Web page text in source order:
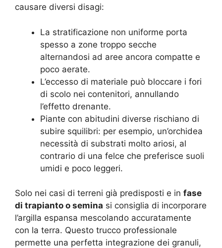
causare diversi disagi:
La stratificazione non uniforme porta
spesso a zone troppo secche
alternandosi ad aree ancora compatte e
poco aerate.
L’eccesso di materiale può bloccare i fori
di scolo nei contenitori, annullando
l’effetto drenante.
Piante con abitudini diverse rischiano di
subire squilibri: per esempio, un’orchidea
necessità di substrati molto ariosi, al
contrario di una felce che preferisce suoli
umidi e poco leggeri.
Solo nei casi di terreni già predisposti e in fase
di trapianto o semina si consiglia di incorporare
l’argilla espansa mescolando accuratamente
con la terra. Questo trucco professionale
permette una perfetta integrazione dei granuli,